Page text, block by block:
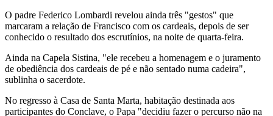
O padre Federico Lombardi revelou ainda três "gestos" que
marcaram a relação de Francisco com os cardeais, depois de ser
conhecido o resultado dos escrutínios, na noite de quarta-feira.
Ainda na Capela Sistina, "ele recebeu a homenagem e o juramento
de obediência dos cardeais de pé e não sentado numa cadeira",
sublinha o sacerdote.
No regresso à Casa de Santa Marta, habitação destinada aos
participantes do Conclave, o Papa "decidiu fazer o percurso não na